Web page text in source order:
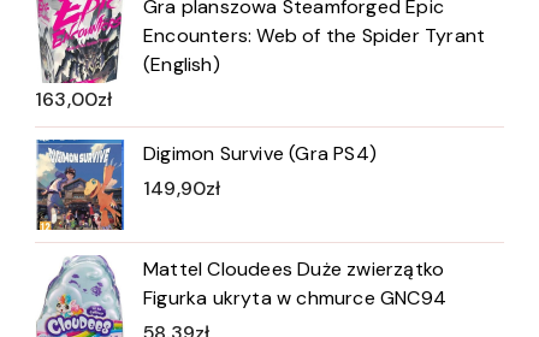
Gra planszowa Steamforged Epic
Encounters: Web of the Spider Tyrant
(English)
163,00zł
Digimon Survive (Gra PS4)
149,90zł
Mattel Cloudees Duże zwierzątko
Figurka ukryta w chmurce GNC94